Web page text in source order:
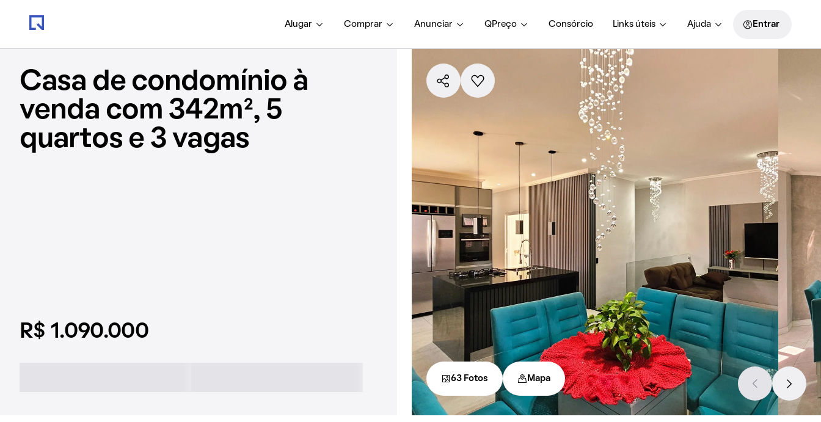
Alugar Comprar Anunciar QPreço Consórcio Links úteis Ajuda Entrar
Casa de condomínio à
venda com 342m², 5
quartos e 3 vagas
R$ 1.090.000
63 Fotos Mapa